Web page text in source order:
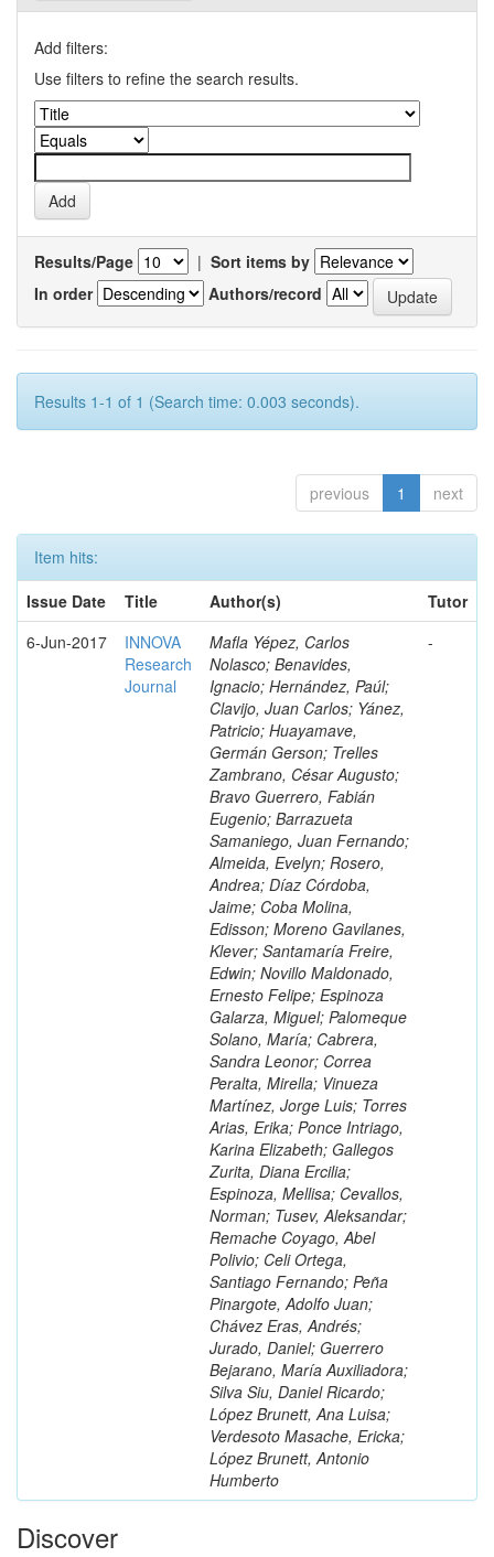
Add filters:
Use filters to refine the search results.
Results/Page | Sort items by
In order
Authors/record
Results 1-1 of 1 (Search time: 0.003 seconds).
previous 1 next
Item hits:
Issue Date
Title Author(s)
Tutor
6-Jun-2017
INNOVA
Research
Journal
Mafla Yépez, Carlos
Nolasco; Benavides,
Ignacio; Hernández, Paúl;
Clavijo, Juan Carlos; Yánez,
Patricio; Huayamave,
Germán Gerson; Trelles
Zambrano, César Augusto;
Bravo Guerrero, Fabián
Eugenio; Barrazueta
Samaniego, Juan Fernando;
Almeida, Evelyn; Rosero,
Andrea; Díaz Córdoba,
Jaime; Coba Molina,
Edisson; Moreno Gavilanes,
Klever; Santamaría Freire,
Edwin; Novillo Maldonado,
Ernesto Felipe; Espinoza
Galarza, Miguel; Palomeque
Solano, María; Cabrera,
Sandra Leonor; Correa
Peralta, Mirella; Vinueza
Martínez, Jorge Luis; Torres
Arias, Erika; Ponce Intriago,
Karina Elizabeth; Gallegos
Zurita, Diana Ercilia;
Espinoza, Mellisa; Cevallos,
Norman; Tusev, Aleksandar;
Remache Coyago, Abel
Polivio; Celi Ortega,
Santiago Fernando; Peña
Pinargote, Adolfo Juan;
Chávez Eras, Andrés;
Jurado, Daniel; Guerrero
Bejarano, María Auxiliadora;
Silva Siu, Daniel Ricardo;
López Brunett, Ana Luisa;
Verdesoto Masache, Ericka;
López Brunett, Antonio
Humberto
-
Discover